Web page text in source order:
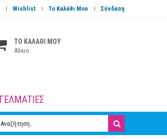
Wishlist Το Καλάθι Μου Σύνδεση
ΤΟ ΚΑΛΑΘΙ ΜΟΥ
Άδειο